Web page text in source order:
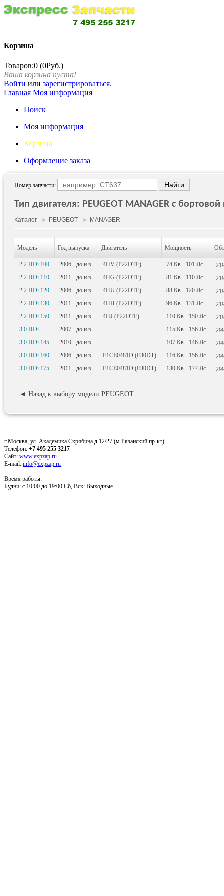
Корзина
Товаров:0 (0Руб.)
Ваша корзина пуста!
Войти или зарегистрироваться.
Главная Моя информация
Поиск
Моя информация
Корзина
Оформление заказа
Номер запчасти:
Тип двигателя: PEUGEOT MANAGER c
Каталог ► PEUGEOT ► MANAGER
Модель Год выпуска Двигатель Мощность
2.2 HDi 100 2006 - до н.в. 4HV (P22DTE) 74 Кв - 101 Лс
2.2 HDi 110
2011 - до н.в. 4HG (P22DTE) 81 Кв - 110 Лс
2.2 HDi 120
2006 - до н.в. 4HU (P22DTE) 88 Кв - 120 Лс
2.2 HDi 130
2011 - до н.в. 4HH (P22DTE) 96 Кв - 131 Лс
2.2 HDi 150
2011 - до н.в. 4HJ (P22DTE) 110 Кв - 150 Лс
3.0 HDi
2007 - до н.в. 115 Кв - 156 Лс
3.0 HDi 145
2010 - до н.в. 107 Кв - 146 Лс
3.0 HDi 160
2006 - до н.в. F1CE0481D (F30DT) 116 Кв - 156 Лс
3.0 HDi 175
2011 - до н.в. F1CE0481D (F30DT) 130 Кв - 177 Лс
◄ Назад к выбору модели PEUGEOT
г.Москва, ул. Академика Скрябина д.12/27 (м.Рязанский пр-кт)
Телефон: +7 495 255 3217
Сайт: www.expzap.ru
E-mail: info@expzap.ru
Время работы:
Будни: c 10:00 до 19:00 Сб, Вск: Выходные.